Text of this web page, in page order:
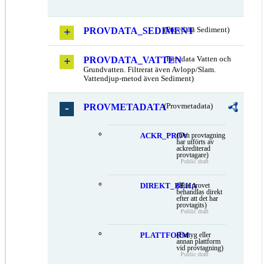
PROVDATA_SEDIMENT(Provdata Sediment)
PROVDATA_VATTEN(Provdata Vatten och
Grundvatten. Filtrerat även Avlopp/Slam.
Vattendjup-metod även Sediment)
PROVMETADATA(Provmetadata)
ACKR_PROV(Om provtagning
har utförts av
ackrediterad
provtagare)
Public draft
DIREKT_BEHA
(Hur provet
behandlas direkt
efter att det har
provtagits)
Public draft
PLATTFORM(Fartyg eller
annan plattform
vid provtagning)
Public draft